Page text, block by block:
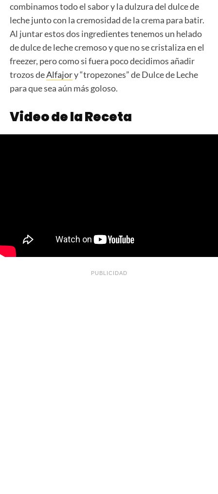
combinamos todo el sabor y la dulzura del dulce de
leche junto con la cremosidad de la crema para batir.
Al juntar estos dos ingredientes tenemos un helado
de dulce de leche cremoso y que no se cristaliza en el
freezer, pero como si fuera poco decidimos añadir
trozos deAlfajory “tropezones” de Dulce de Leche
para que sea aún más goloso.
Video de la Receta
PUBLICIDAD